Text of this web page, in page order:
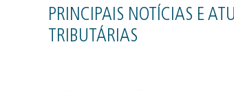
PRINCIPAIS NOTÍCIAS E
TRIBUTÁRIAS